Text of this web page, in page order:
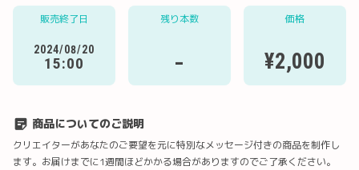
販売終了日
2024/08/20
15:00
残り本数
-
価格
¥2,000
商品についてのご説明
クリエイターがあなたのご要望を元に特別なメッセージ付きの商品を制作し
ます。お届けまでに1週間ほどかかる場合がありますのでご了承ください。
URLコピー